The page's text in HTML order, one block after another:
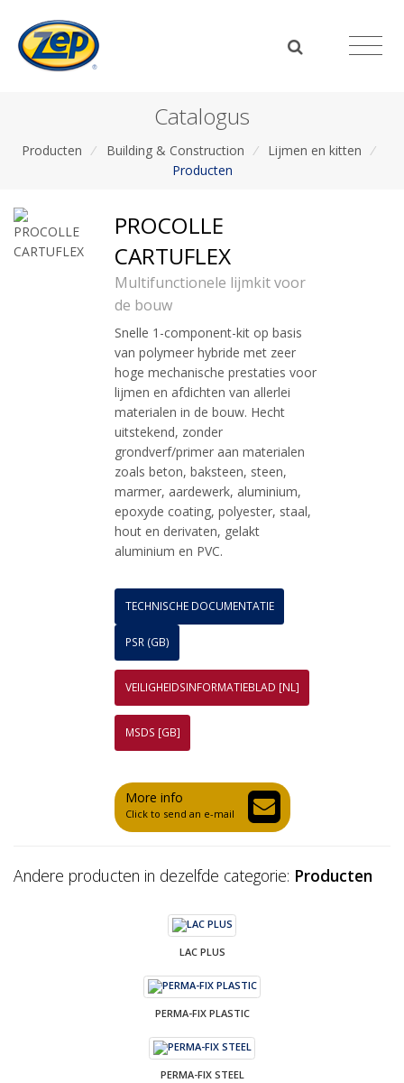
Catalogus
Producten / Building & Construction / Lijmen en kitten /
Producten
PROCOLLE
CARTUFLEX
Multifunctionele lijmkit voor
de bouw
Snelle 1-component-kit op basis
van polymeer hybride met zeer
hoge mechanische prestaties voor
lijmen en afdichten van allerlei
materialen in de bouw. Hecht
uitstekend, zonder
grondverf/primer aan materialen
zoals beton, baksteen, steen,
marmer, aardewerk, aluminium,
epoxyde coating, polyester, staal,
hout en derivaten, gelakt
aluminium en PVC.
TECHNISCHE DOCUMENTATIE
PSR (GB)
VEILIGHEIDSINFORMATIEBLAD [NL]
MSDS [GB]
More info
Click to send an e-mail
Andere producten in dezelfde categorie: Producten
LAC PLUS
PERMA-FIX PLASTIC
PERMA-FIX STEEL